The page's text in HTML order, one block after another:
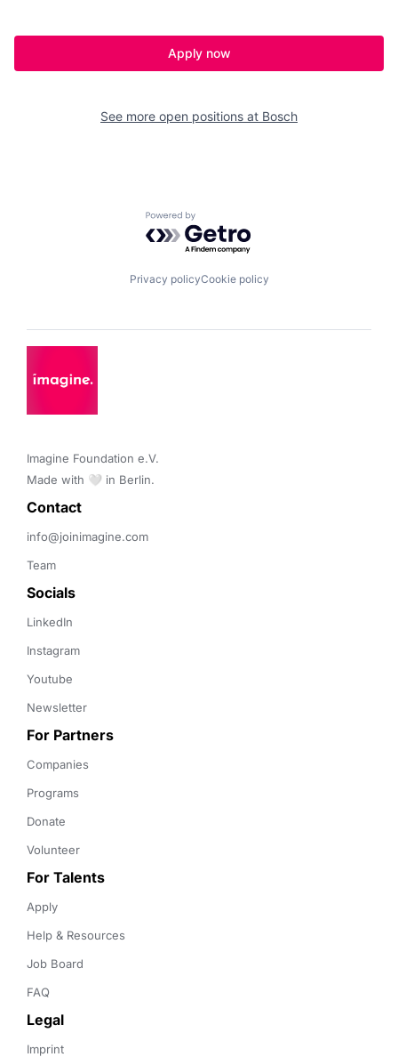
Apply now
See more open positions at Bosch
Powered by Getro.com
Privacy policyCookie policy
Imagine Foundation e.V.
Made with 🤍 in Berlin.
Contact
info@joinimagine.com
Team
Socials
LinkedIn
Instagram
Youtube
Newsletter
For Partners
Companies
Programs
Donate
Volunteer
For Talents
Apply
Help & Resources
Job Board
FAQ
Legal
Imprint